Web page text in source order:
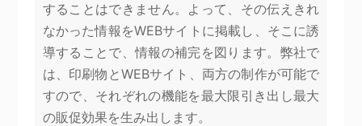
することはできません。よって、その伝えきれ
なかった情報をWEBサイトに掲載し、そこに誘
導することで、情報の補完を図ります。弊社で
は、印刷物とWEBサイト、両方の制作が可能で
すので、それぞれの機能を最大限引き出し最大
の販促効果を生み出します。